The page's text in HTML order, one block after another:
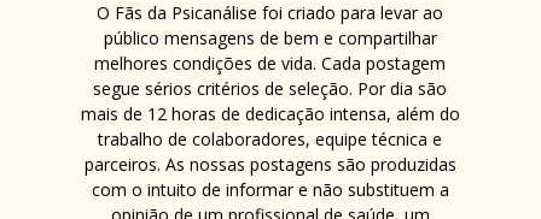
O Fãs da Psicanálise foi criado para levar ao
público mensagens de bem e compartilhar
melhores condições de vida. Cada postagem
segue sérios critérios de seleção. Por dia são
mais de 12 horas de dedicação intensa, além do
trabalho de colaboradores, equipe técnica e
parceiros. As nossas postagens são produzidas
com o intuito de informar e não substituem a